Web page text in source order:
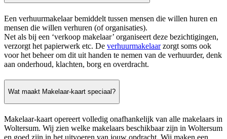
Een verhuurmakelaar bemiddelt tussen mensen die willen huren en
mensen die willen verhuren (of organisaties).
Net als bij een ‘verkoop makelaar’ organiseert deze bezichtigingen,
verzorgt het papierwerk etc. De verhuurmakelaarzorgt soms ook
voor het beheer om dit uit handen te nemen van de verhuurder, denk
aan onderhoud, klachten, borg en overdracht.
Wat maakt Makelaar-kaart speciaal?
Makelaar-kaart opereert volledig onafhankelijk van alle makelaars in
Woltersum. Wij zien welke makelaars beschikbaar zijn in Woltersum
en goed zijn in het uitvoeren van jouw opdracht. Wij maken een